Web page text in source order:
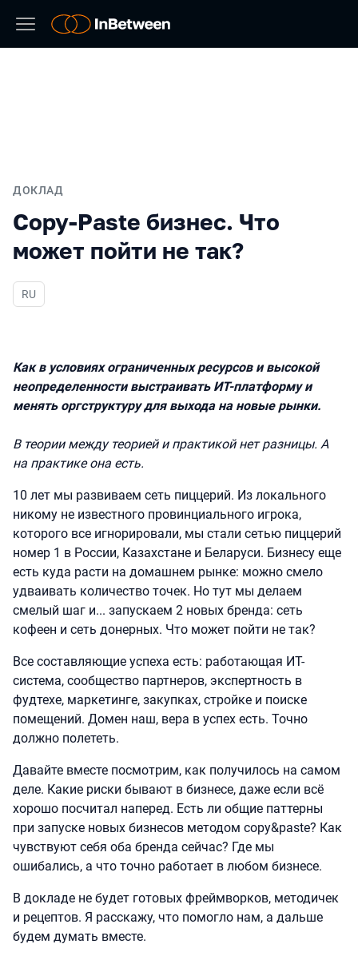
ДОКЛАД
Copy-Paste бизнес. Что
может пойти не так?
На русском языке
RU
Как в условиях ограниченных ресурсов и высокой
неопределенности выстраивать ИТ-платформу и
менять оргструктуру для выхода на новые рынки.
В теории между теорией и практикой нет разницы. А
на практике она есть.
10 лет мы развиваем сеть пиццерий. Из локального
никому не известного провинциального игрока,
которого все игнорировали, мы стали сетью пиццерий
номер 1 в России, Казахстане и Беларуси. Бизнесу еще
есть куда расти на домашнем рынке: можно смело
удваивать количество точек. Но тут мы делаем
смелый шаг и... запускаем 2 новых бренда: сеть
кофеен и сеть донерных. Что может пойти не так?
Все составляющие успеха есть: работающая ИТ-
система, сообщество партнеров, экспертность в
фудтехе, маркетинге, закупках, стройке и поиске
помещений. Домен наш, вера в успех есть. Точно
должно полететь.
Давайте вместе посмотрим, как получилось на самом
деле. Какие риски бывают в бизнесе, даже если всё
хорошо посчитал наперед. Есть ли общие паттерны
при запуске новых бизнесов методом copy&paste? Как
чувствуют себя оба бренда сейчас? Где мы
ошибались, а что точно работает в любом бизнесе.
В докладе не будет готовых фреймворков, методичек
и рецептов. Я расскажу, что помогло нам, а дальше
будем думать вместе.